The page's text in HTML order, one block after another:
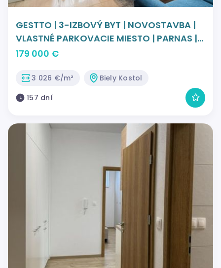
GESTTO | 3-IZBOVÝ BYT | NOVOSTAVBA |
VLASTNÉ PARKOVACIE MIESTO | PARNAS |
TRNAVA
179 000 €
3 026 €/m²
Biely Kostol
157 dní